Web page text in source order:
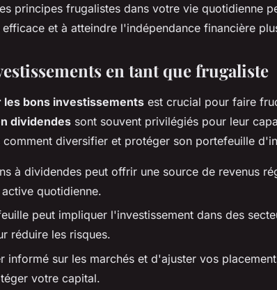
principes frugalistes dans votre vie quotidienne
et à atteindre l'indépendance financière
en tant que frugaliste
les bons investissements est crucial pour faire
dividendes sont souvent privilégiés pour leur
diversifier et protéger son portefeuille
à dividendes peut offrir une source de revenus
quotidienne.
peut impliquer l'investissement dans des
réduire les risques.
informé sur les marchés et d'ajuster vos
votre capital.